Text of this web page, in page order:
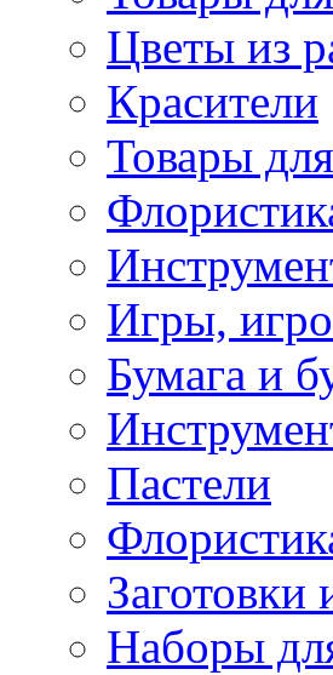
Цветы из
Красители
Товары
Игры,
Бумага и
Пастели
Заготовки
Наборы